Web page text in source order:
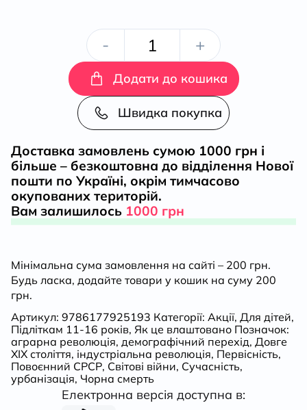
-
Залюднена
планета.
Як
стало
сім
кількість
+
Додати до кошика
Швидка покупка
Доставка замовлень сумою 1000 грн і
більше – безкоштовна до відділення Нової
пошти по Україні, окрім тимчасово
окупованих територій.
Вам залишилось 1000 грн
Мінімальна сума замовлення на сайті – 200 грн.
Будь ласка, додайте товари у кошик на суму 200
грн.
Артикул: 9786177925193 Категорії: Акції, Для дітей,
Підліткам 11-16 років, Як це влаштовано Позначок:
аграрна революція, демографічний перехід, Довге
ХІХ століття, індустріальна революція, Первісність,
Повоєнний СРСР, Світові війни, Сучасність,
урбанізація, Чорна смерть
Електронна версія доступна в: